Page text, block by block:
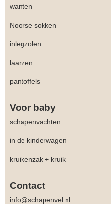
wanten
Noorse sokken
inlegzolen
laarzen
pantoffels
Voor baby
schapenvachten
in de kinderwagen
kruikenzak + kruik
Contact
info@schapenvel.nl